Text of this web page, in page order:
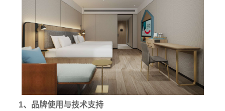
1、品牌使用与技术支持